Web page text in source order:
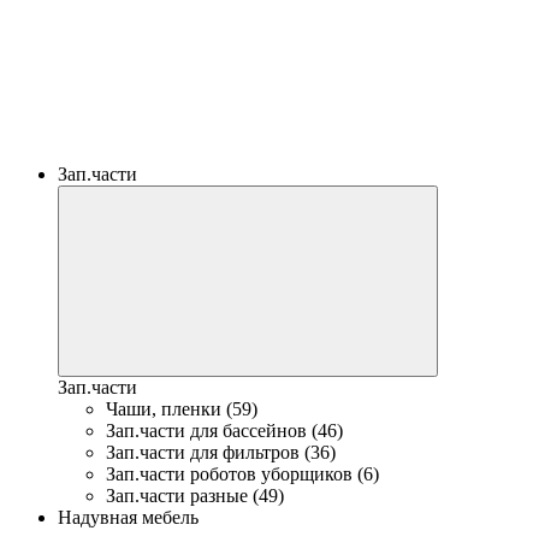
Зап.части
Зап.части
Чаши, пленки (59)
Зап.части для бассейнов (46)
Зап.части для фильтров (36)
Зап.части роботов уборщиков (6)
Зап.части разные (49)
Надувная мебель